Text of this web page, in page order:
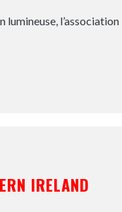
l’association